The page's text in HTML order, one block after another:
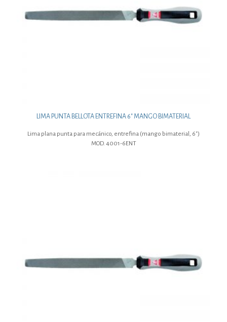
LIMA PUNTA BELLOTA ENTREFINA 6″ MANGO BIMATERIAL
Lima plana punta para mecánico, entrefina (mango bimaterial, 6″)
MOD. 4001-6ENT